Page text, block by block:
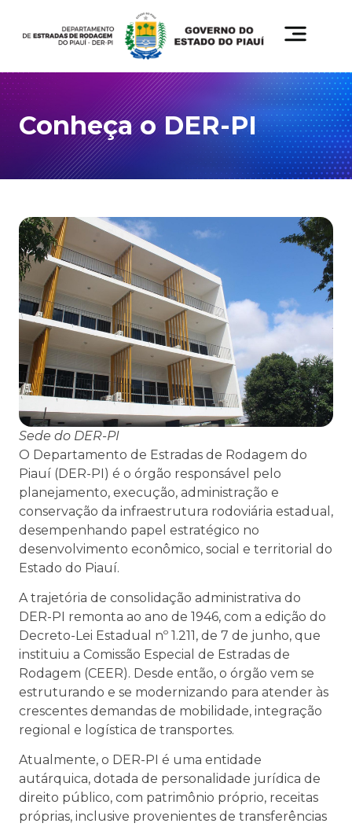
Conheça o DER-PI
Sede do DER-PI
O Departamento de Estradas de Rodagem do
Piauí (DER-PI) é o órgão responsável pelo
planejamento, execução, administração e
conservação da infraestrutura rodoviária estadual,
desempenhando papel estratégico no
desenvolvimento econômico, social e territorial do
Estado do Piauí.
A trajetória de consolidação administrativa do
DER-PI remonta ao ano de 1946, com a edição do
Decreto-Lei Estadual nº 1.211, de 7 de junho, que
instituiu a Comissão Especial de Estradas de
Rodagem (CEER). Desde então, o órgão vem se
estruturando e se modernizando para atender às
crescentes demandas de mobilidade, integração
regional e logística de transportes.
Atualmente, o DER-PI é uma entidade
autárquica, dotada de personalidade jurídica de
direito público, com patrimônio próprio, receitas
próprias, inclusive provenientes de transferências